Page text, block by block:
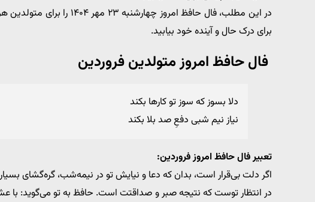
در این مطلب، فال حافظ امروز
برای درک حال و آینده خود بیابید.
فال حافظ امروز متولدین فروردین
دلا بسوز که سوز تو کارها بکند
نیاز نیم شبی دفعِ صد بلا بکند
تعبیر فال حافظ امروز فروردین:
اگر دلت بی‌قرار است، بدان که دعا و نیایش تو در نیمه‌شب، گره‌گشای
در انتظار توست که نتیجه صبر و صداقتت است. حافظ به تو می‌گوید: